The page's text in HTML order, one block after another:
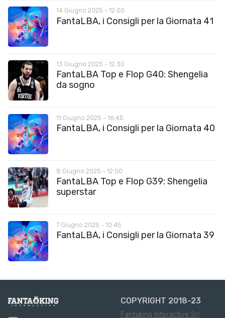
14 Giugno 2025 - 12:00
FantaLBA, i Consigli per la Giornata 41
13 Giugno 2025 - 12:30
FantaLBA Top e Flop G40: Shengelia
da sogno
11 Giugno 2025 - 16:45
FantaLBA, i Consigli per la Giornata 40
8 Giugno 2025 - 12:00
FantaLBA Top e Flop G39: Shengelia
superstar
7 Giugno 2025 - 10:45
FantaLBA, i Consigli per la Giornata 39
COPYRIGHT 2018-23
Fantaking Interactive Srl